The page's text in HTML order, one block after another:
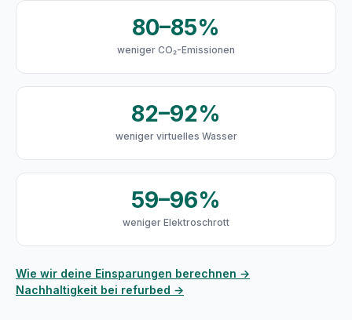
80–85%
weniger CO₂-Emissionen
82–92%
weniger virtuelles Wasser
59–96%
weniger Elektroschrott
Wie wir deine Einsparungen berechnen →
Nachhaltigkeit bei refurbed →